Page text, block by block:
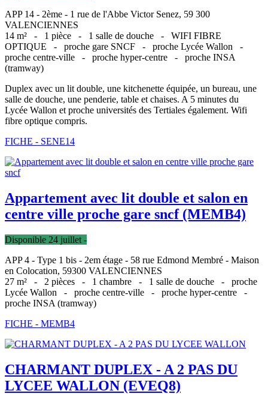
APP 14 - 2ème - 1 rue de l'Abbe Victor Senez, 59 300
VALENCIENNES
14 m² - 1 pièce - 1 salle de douche - WIFI FIBRE
OPTIQUE - proche gare SNCF - proche Lycée Wallon -
proche centre-ville - proche hyper-centre - proche INSA
(tramway)
Duplex avec un lit double, une kitchenette équipée, un bureau, une
salle de douche, une penderie, table et chaises. A 5 minutes du
Lycée Wallon et proche universités des Tertiales également. Wifi
fibre optique compris.
FICHE - SENE14
Appartement avec lit double et salon en
centre ville proche gare sncf (MEMB4)
Disponible 24 juillet -
APP 4 - Type 1 bis - 2em étage - 58 rue Edmond Membré - Maison
en Colocation, 59300 VALENCIENNES
27 m² - 2 pièces - 1 chambre - 1 salle de douche - proche
Lycée Wallon - proche centre-ville - proche hyper-centre -
proche INSA (tramway)
FICHE - MEMB4
CHARMANT DUPLEX - A 2 PAS DU
LYCEE WALLON (EVEQ8)